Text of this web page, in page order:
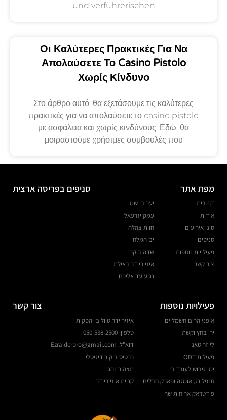
und verführerischen
Οι Καλύτερες Πρακτικές Για Να
Απολαύσετε Το Casino Pistolo
Χωρίς Κίνδυνο
Στο άρθρο αυτό, θα εξετάσουμε τις καλύτερες
πρακτικές για να απολαύσετε το casino pistolo
με ασφάλεια και χωρίς κινδύνους. Εδώ, θα
μοιραστούμε χρήσιμες συμβουλές που
מפת אתר
דף בית
אודות
סוגי אירועים
סניפים
פעילויות נוספות
צור קשר
סניפים בפריסה ארצית
יער בן שמן
עמק יזרעאל
חוות צהלה
ים המלח
שדה בוקר
איזי ריידר באילת
נגיע עד אליכם
פעילויות נוספות
אופני הרים חשמליים
ירי בחץ וקשת
לייזר טאג
פעילות ODT
ימי גיבוש לעובדים
סנפלינג, אומגה ופארק חבלים
פודטראק ארוחות שף
צור קשר
איזיריידר טיולים והפקות
טלפון: 050-538-2500
דוא"ל: Ezraiderpro@gmail.com
כרטיס ביקור דיגיטלי
תצהיר נהג
קניית איזי ריידר